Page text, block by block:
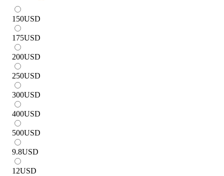
150USD
175USD
200USD
250USD
300USD
400USD
500USD
9.8USD
12USD